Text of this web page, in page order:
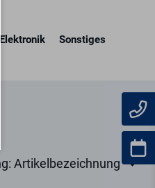
Elektronik Sonstiges